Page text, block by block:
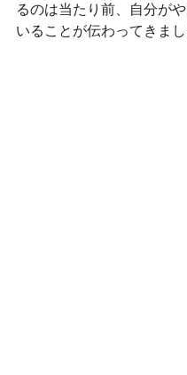
るのは当たり前、自分が
いることが伝わってきまし